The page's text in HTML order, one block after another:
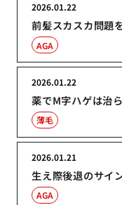
前髪スカスカ問題
2026.01.22
AGA
薬でM字ハゲは治
2026.01.22
薄毛
生え際後退のサイ
2026.01.21
AGA